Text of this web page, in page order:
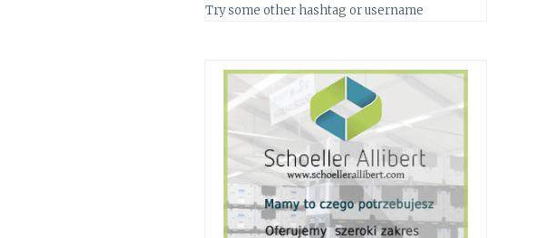
Try some other hashtag or username